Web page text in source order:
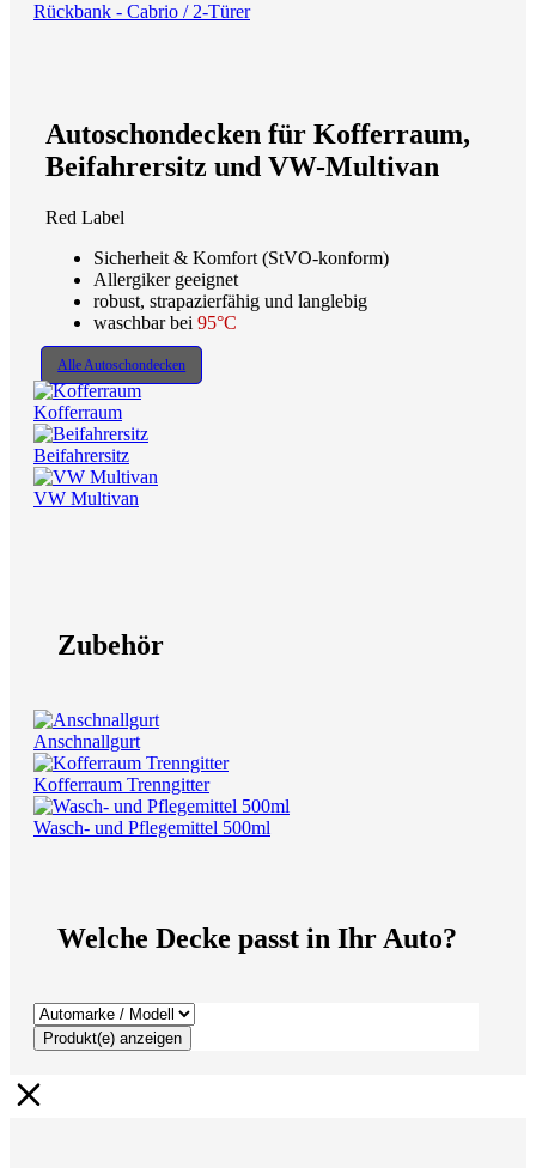
Rückbank - Cabrio / 2-Türer
Autoschondecken für Kofferraum,
Beifahrersitz und VW-Multivan
Red Label
Sicherheit & Komfort (StVO-konform)
Allergiker geeignet
robust, strapazierfähig und langlebig
waschbar bei 95°C
Alle Autoschondecken
Kofferraum
Beifahrersitz
VW Multivan
Zubehör
Anschnallgurt
Kofferraum Trenngitter
Wasch- und Pflegemittel 500ml
Welche Decke passt in Ihr Auto?
Produkt(e) anzeigen